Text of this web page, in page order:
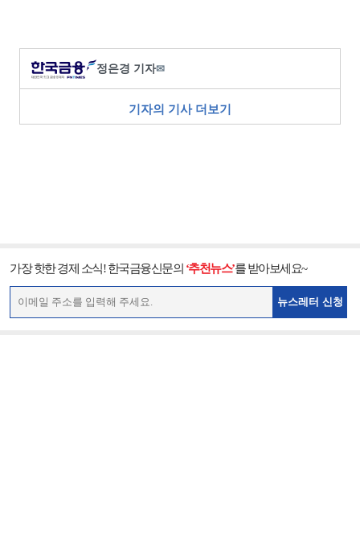
정은경 기자✉
기자의 기사 더보기
가장 핫한 경제 소식! 한국금융신문의 ‘추천뉴스’를 받아보세요~
뉴스레터 신청